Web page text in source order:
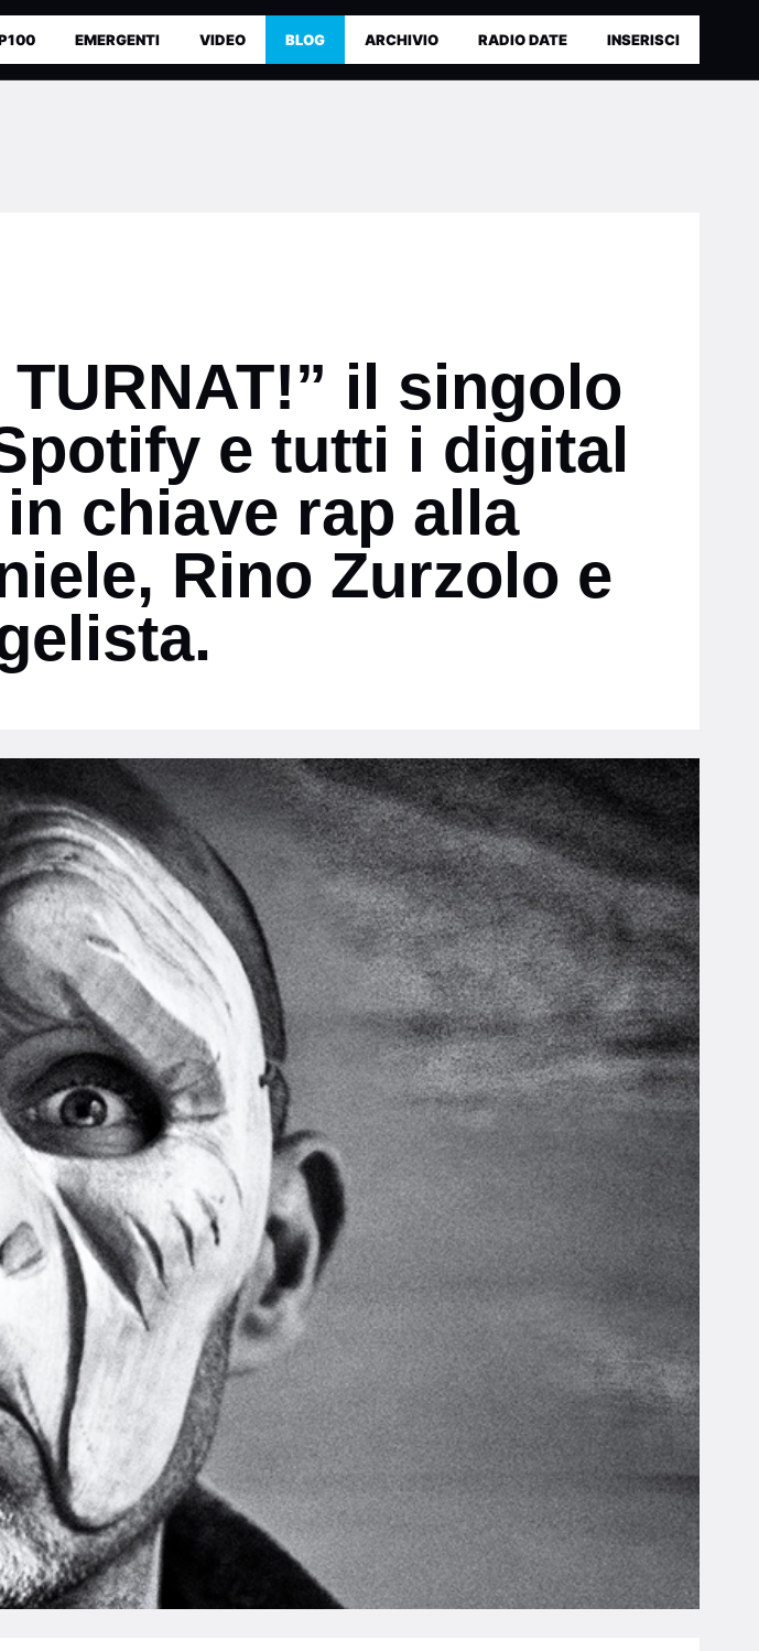
EMERGENTI VIDEO BLOG ARCHIVIO RADIO DATE INSERISCI
il singolo
e tutti i digital
chiave rap alla
Rino Zurzolo e